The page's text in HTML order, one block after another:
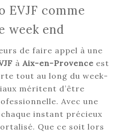
EVJF comme
week end
de faire appel à une
à Aix-en-Provence est
tout au long du week-
méritent d’être
Avec une
instant précieux
Que ce soit lors